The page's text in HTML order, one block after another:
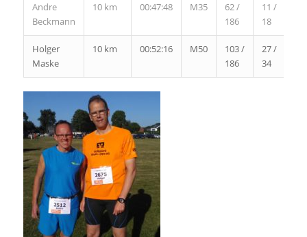
Andre
Beckmann
10 km 00:47:48 M35
62 /
186
11 /
18
Holger
Maske
10 km 00:52:16 M50
103 /
186
27 /
34